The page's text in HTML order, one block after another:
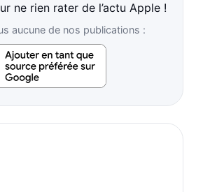
ne rien rater de l’actu Apple !
aucune de nos publications :